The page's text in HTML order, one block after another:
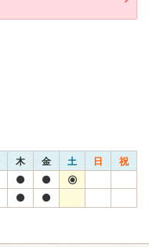
木 金 土 日 祝